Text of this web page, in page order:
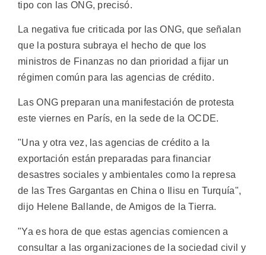
tipo con las ONG, precisó.
La negativa fue criticada por las ONG, que señalan
que la postura subraya el hecho de que los
ministros de Finanzas no dan prioridad a fijar un
régimen común para las agencias de crédito.
Las ONG preparan una manifestación de protesta
este viernes en París, en la sede de la OCDE.
"Una y otra vez, las agencias de crédito a la
exportación están preparadas para financiar
desastres sociales y ambientales como la represa
de las Tres Gargantas en China o Ilisu en Turquía",
dijo Helene Ballande, de Amigos de la Tierra.
"Ya es hora de que estas agencias comiencen a
consultar a las organizaciones de la sociedad civil y